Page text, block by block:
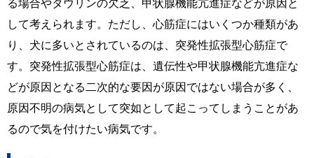
る場合やタウリンの欠乏、甲状腺機能亢進症などが原因と
して考えられます。ただし、心筋症にはいくつか種類があ
り、犬に多いとされているのは、突発性拡張型心筋症で
す。突発性拡張型心筋症は、遺伝性や甲状腺機能亢進症な
どが原因となる二次的な要因が原因ではない場合が多く、
原因不明の病気として突如として起こってしまうことがあ
るので気を付けたい病気です。